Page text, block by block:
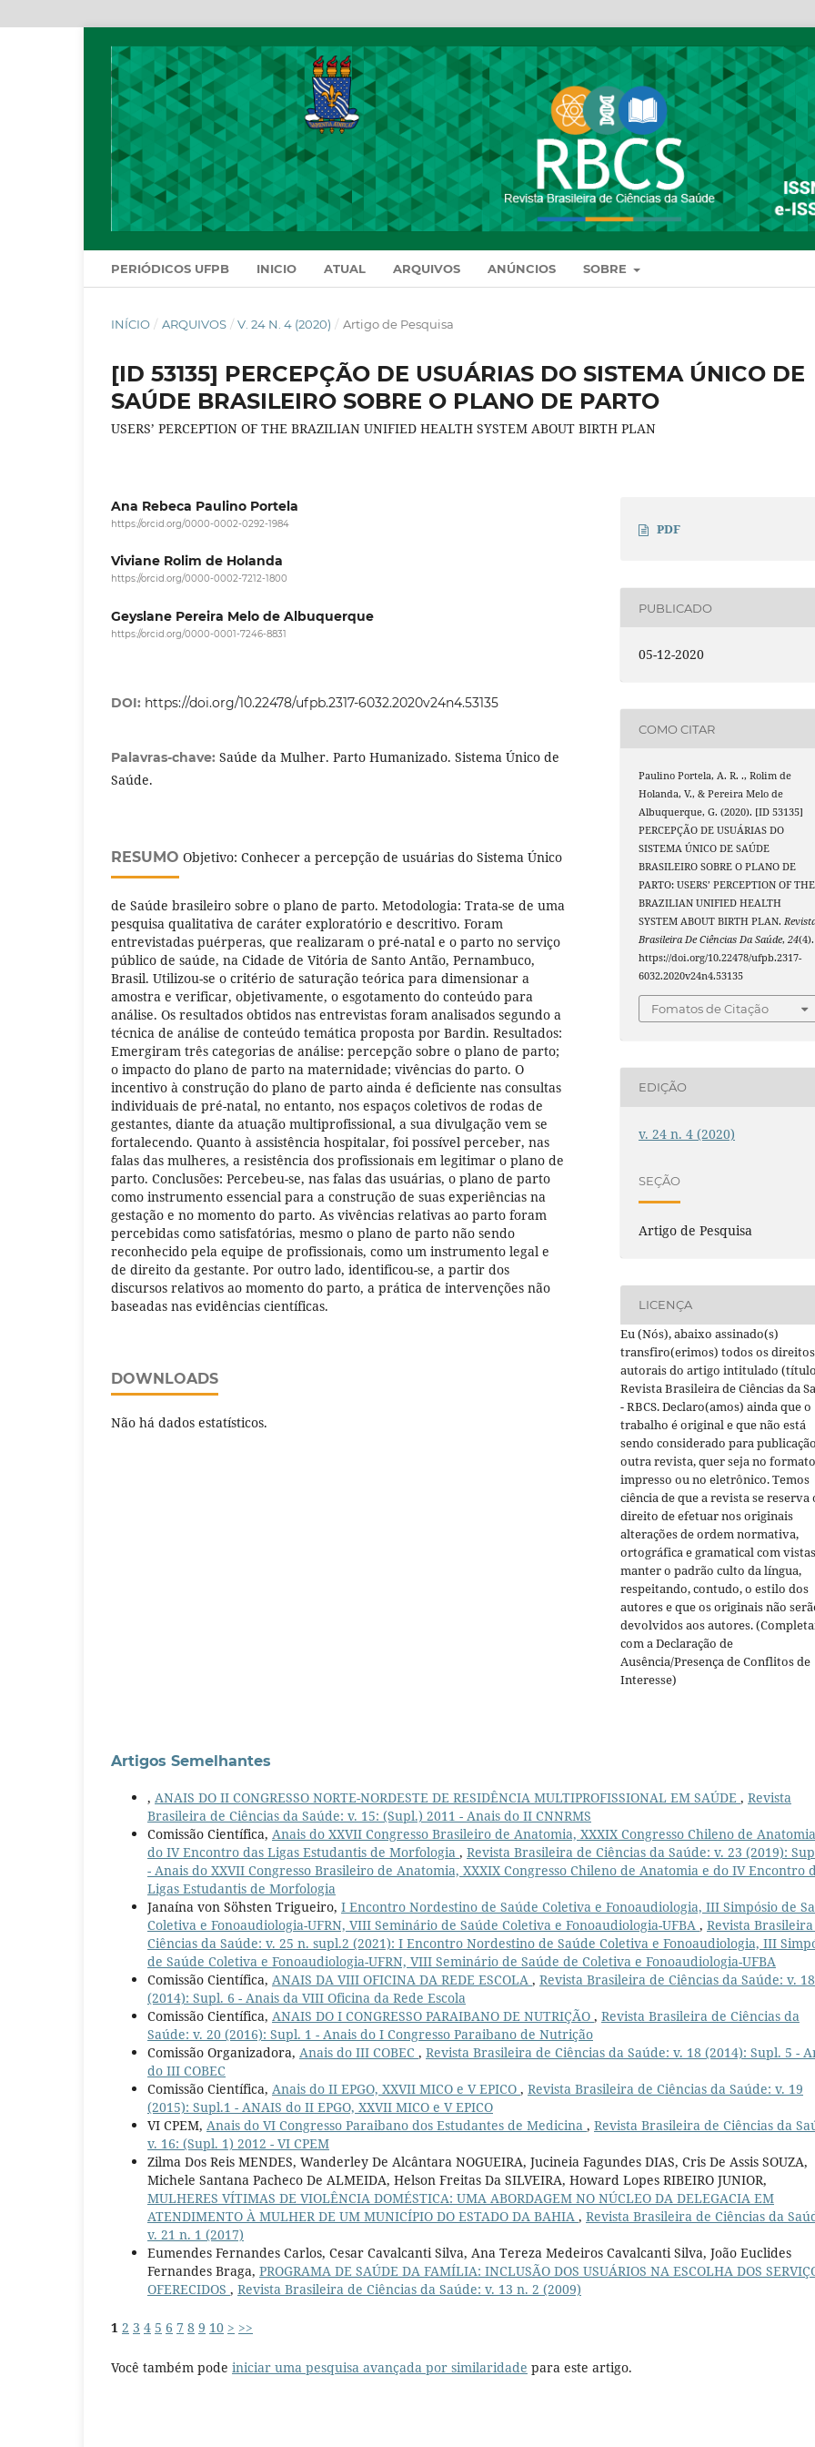
PERIÓDICOS UFPB INICIO ATUAL ARQUIVOS ANÚNCIOS SOBRE
INÍCIO / ARQUIVOS / V. 24 N. 4 (2020) / Artigo de Pesquisa
[ID 53135] PERCEPÇÃO DE USUÁRIAS DO SISTEMA ÚNICO DE
SAÚDE BRASILEIRO SOBRE O PLANO DE PARTO
USERS’ PERCEPTION OF THE BRAZILIAN UNIFIED HEALTH SYSTEM ABOUT BIRTH PLAN
Ana Rebeca Paulino Portela
https://orcid.org/0000-0002-0292-1984
Viviane Rolim de Holanda
https://orcid.org/0000-0002-7212-1800
Geyslane Pereira Melo de Albuquerque
https://orcid.org/0000-0001-7246-8831
DOI: https://doi.org/10.22478/ufpb.2317-6032.2020v24n4.53135
Palavras-chave: Saúde da Mulher. Parto Humanizado. Sistema Único de
Saúde.
RESUMO Objetivo: Conhecer a percepção de usuárias do Sistema Único
de Saúde brasileiro sobre o plano de parto. Metodologia: Trata-se de uma
pesquisa qualitativa de caráter exploratório e descritivo. Foram
entrevistadas puérperas, que realizaram o pré-natal e o parto no serviço
público de saúde, na Cidade de Vitória de Santo Antão, Pernambuco,
Brasil. Utilizou-se o critério de saturação teórica para dimensionar a
amostra e verificar, objetivamente, o esgotamento do conteúdo para
análise. Os resultados obtidos nas entrevistas foram analisados segundo a
técnica de análise de conteúdo temática proposta por Bardin. Resultados:
Emergiram três categorias de análise: percepção sobre o plano de parto;
o impacto do plano de parto na maternidade; vivências do parto. O
incentivo à construção do plano de parto ainda é deficiente nas consultas
individuais de pré-natal, no entanto, nos espaços coletivos de rodas de
gestantes, diante da atuação multiprofissional, a sua divulgação vem se
fortalecendo. Quanto à assistência hospitalar, foi possível perceber, nas
falas das mulheres, a resistência dos profissionais em legitimar o plano de
parto. Conclusões: Percebeu-se, nas falas das usuárias, o plano de parto
como instrumento essencial para a construção de suas experiências na
gestação e no momento do parto. As vivências relativas ao parto foram
percebidas como satisfatórias, mesmo o plano de parto não sendo
reconhecido pela equipe de profissionais, como um instrumento legal e
de direito da gestante. Por outro lado, identificou-se, a partir dos
discursos relativos ao momento do parto, a prática de intervenções não
baseadas nas evidências científicas.
DOWNLOADS
Não há dados estatísticos.
PDF
PUBLICADO
05-12-2020
COMO CITAR
Paulino Portela, A. R. ., Rolim de
Holanda, V., & Pereira Melo de
Albuquerque, G. (2020). [ID 53135]
PERCEPÇÃO DE USUÁRIAS DO
SISTEMA ÚNICO DE SAÚDE
BRASILEIRO SOBRE O PLANO DE
PARTO: USERS’ PERCEPTION OF THE
BRAZILIAN UNIFIED HEALTH
SYSTEM ABOUT BIRTH PLAN.
Brasileira De Ciências Da Saúde,24(4).
https://doi.org/10.22478/ufpb.2317-
6032.2020v24n4.53135
Fomatos de Citação
EDIÇÃO
v. 24 n. 4 (2020)
SEÇÃO
Artigo de Pesquisa
LICENÇA
Eu (Nós), abaixo assinado(s)
transfiro(erimos) todos os direitos
autorais do artigo intitulado
Revista Brasileira de Ciências da
- RBCS. Declaro(amos) ainda que o
trabalho é original e que não está
sendo considerado para
outra revista, quer seja no formato
impresso ou no eletrônico. Temos
ciência de que a revista se reserva
direito de efetuar nos originais
alterações de ordem normativa,
ortográfica e gramatical com
manter o padrão culto da língua,
respeitando, contudo, o estilo dos
autores e que os originais não
devolvidos aos autores.
com a Declaração de
Ausência/Presença de Conflitos de
Interesse)
Artigos Semelhantes
, ANAIS DO II CONGRESSO NORTE-NORDESTE DE RESIDÊNCIA MULTIPROFISSIONAL EM SAÚDE , Revista
Brasileira de Ciências da Saúde: v. 15: (Supl.) 2011 - Anais do II CNNRMS
Comissão Científica, Anais do XXVII Congresso Brasileiro de Anatomia, XXXIX Congresso Chileno de
do IV Encontro das Ligas Estudantis de Morfologia , Revista Brasileira de Ciências da Saúde: v. 23 (2019):
- Anais do XXVII Congresso Brasileiro de Anatomia, XXXIX Congresso Chileno de Anatomia e do IV Encontro
Ligas Estudantis de Morfologia
Janaína von Söhsten Trigueiro, I Encontro Nordestino de Saúde Coletiva e Fonoaudiologia, III Simpósio de
Coletiva e Fonoaudiologia-UFRN, VIII Seminário de Saúde Coletiva e Fonoaudiologia-UFBA , Revista
Ciências da Saúde: v. 25 n. supl.2 (2021): I Encontro Nordestino de Saúde Coletiva e Fonoaudiologia, III
de Saúde Coletiva e Fonoaudiologia-UFRN, VIII Seminário de Saúde de Coletiva e Fonoaudiologia-UFBA
Comissão Científica, ANAIS DA VIII OFICINA DA REDE ESCOLA , Revista Brasileira de Ciências da Saúde: v. 18
(2014): Supl. 6 - Anais da VIII Oficina da Rede Escola
Comissão Científica, ANAIS DO I CONGRESSO PARAIBANO DE NUTRIÇÃO , Revista Brasileira de Ciências da
Saúde: v. 20 (2016): Supl. 1 - Anais do I Congresso Paraibano de Nutrição
Comissão Organizadora, Anais do III COBEC , Revista Brasileira de Ciências da Saúde: v. 18 (2014): Supl. 5 -
do III COBEC
Comissão Científica, Anais do II EPGO, XXVII MICO e V EPICO , Revista Brasileira de Ciências da Saúde: v. 19
(2015): Supl.1 - ANAIS do II EPGO, XXVII MICO e V EPICO
VI CPEM, Anais do VI Congresso Paraibano dos Estudantes de Medicina , Revista Brasileira de Ciências da
v. 16: (Supl. 1) 2012 - VI CPEM
Zilma Dos Reis MENDES, Wanderley De Alcântara NOGUEIRA, Jucineia Fagundes DIAS, Cris De Assis SOUZA,
Michele Santana Pacheco De ALMEIDA, Helson Freitas Da SILVEIRA, Howard Lopes RIBEIRO JUNIOR,
MULHERES VÍTIMAS DE VIOLÊNCIA DOMÉSTICA: UMA ABORDAGEM NO NÚCLEO DA DELEGACIA EM
ATENDIMENTO À MULHER DE UM MUNICÍPIO DO ESTADO DA BAHIA , Revista Brasileira de Ciências da
v. 21 n. 1 (2017)
Eumendes Fernandes Carlos, Cesar Cavalcanti Silva, Ana Tereza Medeiros Cavalcanti Silva, João Euclides
Fernandes Braga, PROGRAMA DE SAÚDE DA FAMÍLIA: INCLUSÃO DOS USUÁRIOS NA ESCOLHA DOS
OFERECIDOS , Revista Brasileira de Ciências da Saúde: v. 13 n. 2 (2009)
1 2 3 4 5 6 7 8 9 10 > >>
Você também pode iniciar uma pesquisa avançada por similaridade para este artigo.